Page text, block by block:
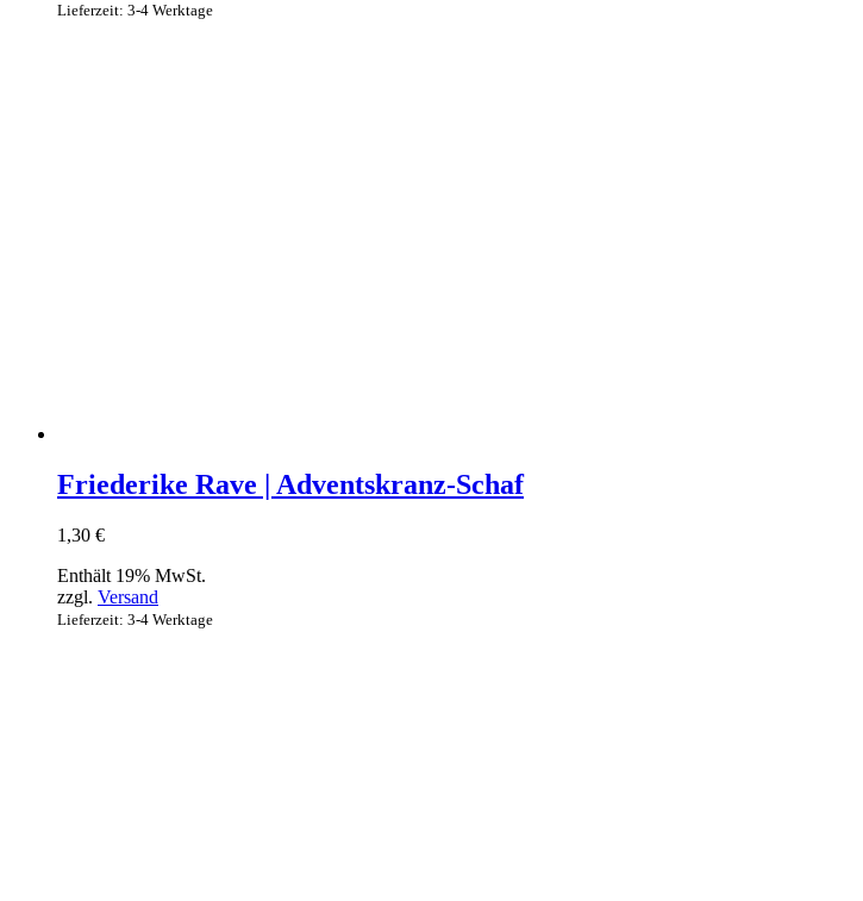
Lieferzeit: 3-4 Werktage
Friederike Rave | Adventskranz-Schaf
1,30 €
Enthält 19% MwSt.
zzgl. Versand
Lieferzeit: 3-4 Werktage